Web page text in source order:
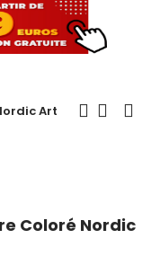
Art
Coloré Nordic